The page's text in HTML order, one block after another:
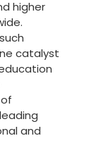
higher
catalyst
and